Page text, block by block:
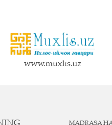
www.muxlis.uz
MADRASA